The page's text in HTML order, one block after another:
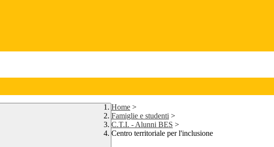
Home >
Famiglie e studenti >
C.T.I. - Alunni BES >
Centro territoriale per l'inclusione